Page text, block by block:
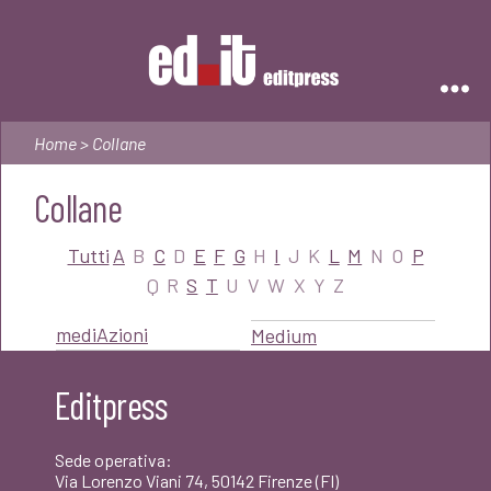
Home> Collane
Collane
Tutti A B C D E F G H I J K L M N O P
Q R S T U V W X Y Z
mediAzioni Medium
Editpress
Sede operativa:
Via Lorenzo Viani 74, 50142 Firenze (FI)